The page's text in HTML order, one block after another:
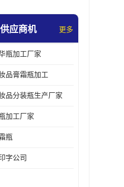
应商机 更多
瓶加工厂家
品膏霜瓶加工
品分装瓶生产厂家
加工厂家
瓶
字公司